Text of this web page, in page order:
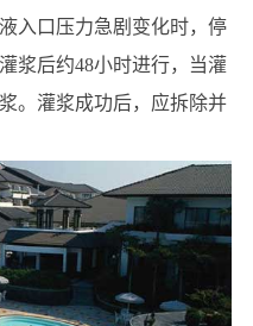
入口压力急剧变化时，停
浆后约48小时进行，当灌
。灌浆成功后，应拆除并